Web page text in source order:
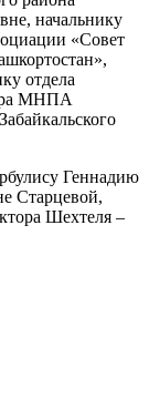
начальнику
«Совет
отдела
МНПА
Геннадию
Старцевой,
Шехтеля –